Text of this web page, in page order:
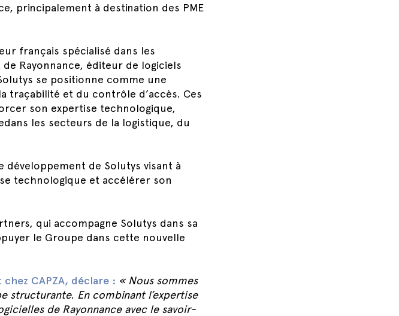
principalement à destination des PME
français spécialisé dans les
Rayonnance, éditeur de logiciels
se positionne comme une
traçabilité et du contrôle d’accès. Ces
son expertise technologique,
les secteurs de la logistique, du
développement de Solutys visant à
technologique et accélérer son
qui accompagne Solutys dans sa
le Groupe dans cette nouvelle
CAPZA, déclare : « Nous sommes
structurante. En combinant l’expertise
de Rayonnance avec le savoir-